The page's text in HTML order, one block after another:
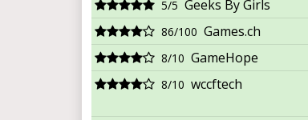
5/5 Geeks By Girls
86/100 Games.ch
8/10 GameHope
8/10 wccftech